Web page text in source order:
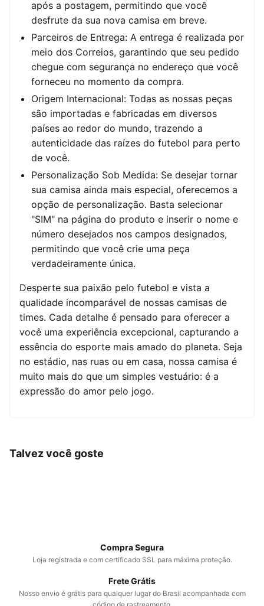
após a postagem, permitindo que você
desfrute da sua nova camisa em breve.
Parceiros de Entrega: A entrega é realizada por
meio dos Correios, garantindo que seu pedido
chegue com segurança no endereço que você
forneceu no momento da compra.
Origem Internacional: Todas as nossas peças
são importadas e fabricadas em diversos
países ao redor do mundo, trazendo a
autenticidade das raízes do futebol para perto
de você.
Personalização Sob Medida: Se desejar tornar
sua camisa ainda mais especial, oferecemos a
opção de personalização. Basta selecionar
"SIM" na página do produto e inserir o nome e
número desejados nos campos designados,
permitindo que você crie uma peça
verdadeiramente única.
Desperte sua paixão pelo futebol e vista a
qualidade incomparável de nossas camisas de
times. Cada detalhe é pensado para oferecer a
você uma experiência excepcional, capturando a
essência do esporte mais amado do planeta. Seja
no estádio, nas ruas ou em casa, nossa camisa é
muito mais do que um simples vestuário: é a
expressão do amor pelo jogo.
Talvez você goste
Compra Segura
Loja registrada e com certificado SSL para máxima proteção.
Frete Grátis
Nosso envio é grátis para qualquer lugar do Brasil acompanhada com